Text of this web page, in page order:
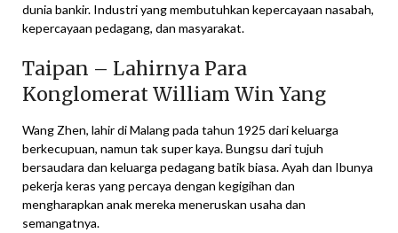
dunia bankir. Industri yang membutuhkan kepercayaan nasabah,
kepercayaan pedagang, dan masyarakat.
Taipan – Lahirnya Para
Konglomerat William Win Yang
Wang Zhen, lahir di Malang pada tahun 1925 dari keluarga
berkecupuan, namun tak super kaya. Bungsu dari tujuh
bersaudara dan keluarga pedagang batik biasa. Ayah dan Ibunya
pekerja keras yang percaya dengan kegigihan dan
mengharapkan anak mereka meneruskan usaha dan
semangatnya.